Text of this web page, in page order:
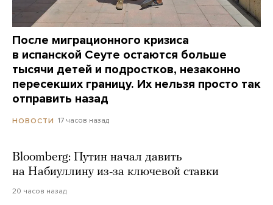
После миграционного кризиса
в испанской Сеуте остаются больше
тысячи детей и подростков, незаконно
пересекших границу. Их нельзя просто так
отправить назад
НОВОСТИ 17 часов назад
Bloomberg: Путин начал давить
на Набиуллину из-за ключевой ставки
20 часов назад